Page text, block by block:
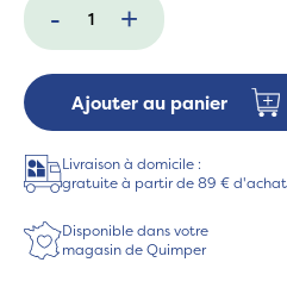
- +
Ajouter au panier
Livraison à domicile :
gratuite à partir de 89 € d'achat
Disponible dans votre
magasin de Quimper